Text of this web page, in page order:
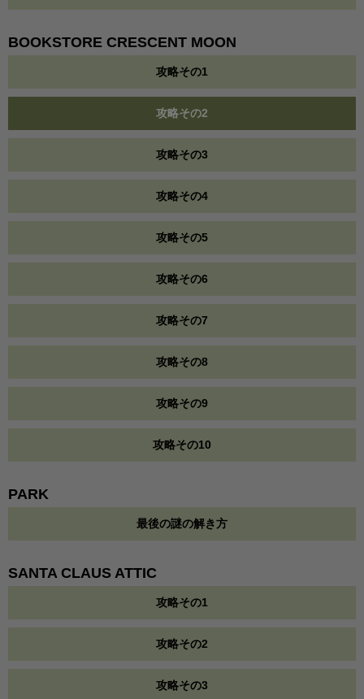
BOOKSTORE CRESCENT MOON
攻略その1
攻略その2
攻略その3
攻略その4
攻略その5
攻略その6
攻略その7
攻略その8
攻略その9
攻略その10
PARK
最後の謎の解き方
SANTA CLAUS ATTIC
攻略その1
攻略その2
攻略その3